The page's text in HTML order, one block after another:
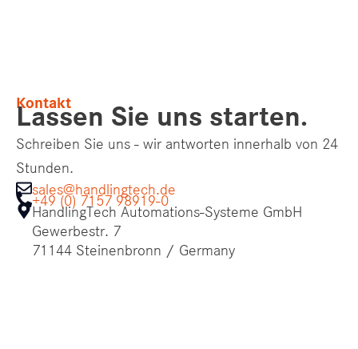
Kontakt
Lassen Sie uns starten.
Schreiben Sie uns - wir antworten innerhalb von 24
Stunden.
sales@handlingtech.de
+49 (0) 7157 98919-0
HandlingTech Automations-Systeme GmbH
Gewerbestr. 7
71144 Steinenbronn / Germany